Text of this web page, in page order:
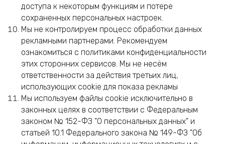
доступа к некоторым функциям и потере
сохраненных персональных настроек.
Мы не контролируем процесс обработки данных
рекламными партнерами. Рекомендуем
ознакомиться с политиками конфиденциальности
этих сторонних сервисов. Мы не несём
ответственности за действия третьих лиц,
использующих cookie для показа рекламы
Мы используем файлы cookie исключительно в
законных целях в соответствии с Федеральным
законом № 152-ФЗ "О персональных данных" и
статьей 10.1 Федерального закона № 149-ФЗ "Об